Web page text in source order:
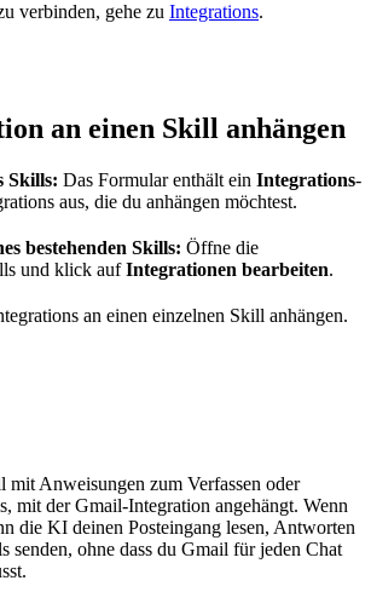
verbinden, gehe zu Integrations.
an einen Skill anhängen
Skills: Das Formular enthält ein Integrations-
aus, die du anhängen möchtest.
bestehenden Skills: Öffne die
und klick aufIntegrationen bearbeiten.
an einen einzelnen Skill anhängen.
mit Anweisungen zum Verfassen oder
mit der Gmail-Integration angehängt. Wenn
die KI deinen Posteingang lesen, Antworten
senden, ohne dass du Gmail für jeden Chat